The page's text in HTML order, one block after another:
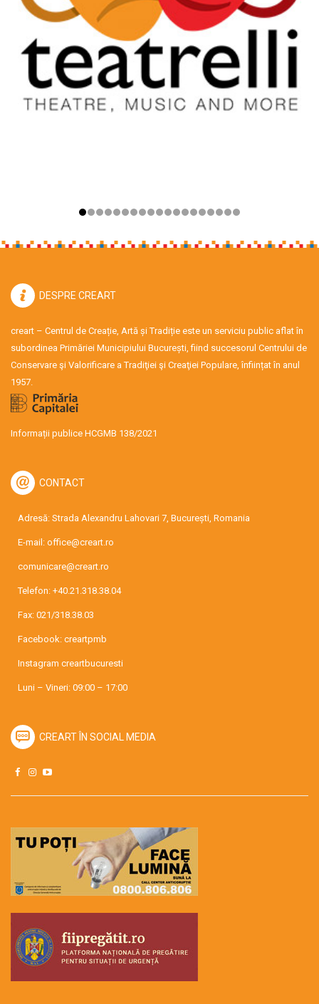
DESPRE CREART
creart – Centrul de Creație, Artă și Tradiție este un serviciu public aflat în
subordinea Primăriei Municipiului București, fiind succesorul Centrului de
Conservare şi Valorificare a Tradiţiei şi Creaţiei Populare, înființat în anul
1957.
Informații publice HCGMB 138/2021
CONTACT
Adresă: Strada Alexandru Lahovari 7, București, Romania
E-mail: office@creart.ro
comunicare@creart.ro
Telefon: +40.21.318.38.04
Fax: 021/318.38.03
Facebook: creartpmb
Instagram creartbucuresti
Luni – Vineri: 09:00 – 17:00
CREART ÎN SOCIAL MEDIA